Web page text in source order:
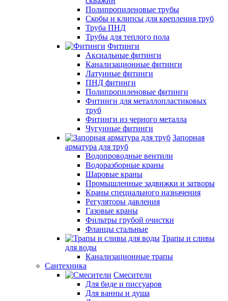
Полипропиленовые трубы
Скобы и клипсы для крепления труб
Труба ПНД
Трубы для теплого пола
Фитинги
Аксиальные фитинги
Канализационные фитинги
Латунные фитинги
ПНД фитинги
Полипропиленовые фитинги
Фитинги для металлопластиковых
труб
Фитинги из черного металла
Чугунные фитинги
Запорная
арматура для труб
Водопроводные вентили
Водоразборные краны
Шаровые краны
Промышленные задвижки и затворы
Краны специального назначения
Регуляторы давления
Газовые краны
Фильтры грубой очистки
Фланцы стальные
Трапы и сливы
для воды
Канализационные трапы
Сантехника
Смесители
Для биде и писсуаров
Для ванны и душа